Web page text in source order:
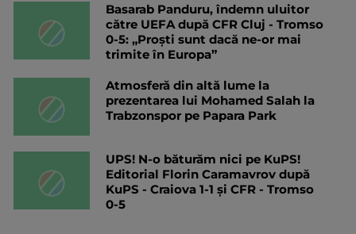
Basarab Panduru, îndemn uluitor
către UEFA după CFR Cluj - Tromso
0-5: „Proști sunt dacă ne-or mai
trimite în Europa”
Atmosferă din altă lume la
prezentarea lui Mohamed Salah la
Trabzonspor pe Papara Park
UPS! N-o băturăm nici pe KuPS!
Editorial Florin Caramavrov după
KuPS - Craiova 1-1 și CFR - Tromso
0-5